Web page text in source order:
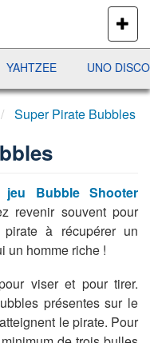
PLUS
DE
JEUX
YAHTZEE UNO DISCO
Super Pirate Bubbles
jeu Bubble Shooter
revenir souvent pour
à récupérer un
un homme riche !
viser et pour tirer.
présentes sur le
le pirate. Pour